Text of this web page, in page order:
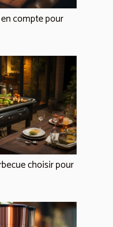
compte pour
choisir pour